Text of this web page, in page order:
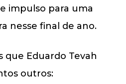
impulso para uma
nesse final de ano.
que Eduardo Tevah
outros: